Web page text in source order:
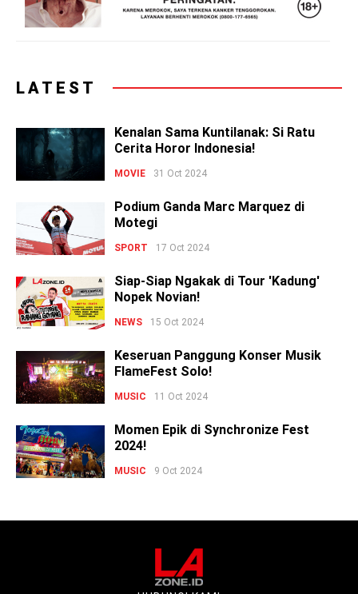
LATEST
Kenalan Sama Kuntilanak: Si Ratu
Cerita Horor Indonesia!
MOVIE 31 Oct 2024
Podium Ganda Marc Marquez di
Motegi
SPORT 17 Oct 2024
Siap-Siap Ngakak di Tour 'Kadung'
Nopek Novian!
NEWS 15 Oct 2024
Keseruan Panggung Konser Musik
FlameFest Solo!
MUSIC 11 Oct 2024
Momen Epik di Synchronize Fest
2024!
MUSIC 9 Oct 2024